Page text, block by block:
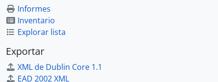
Informes
Inventario
Explorar lista
Exportar
XML de Dublin Core 1.1
EAD 2002 XML